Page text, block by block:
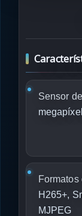
Sensor
Formatos
H265+,
MJPEG